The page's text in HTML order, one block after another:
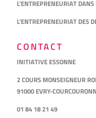
L’ENTREPRENEURIAT
L’ENTREPRENEURIAT DES
CONTACT
INITIATIVE ESSONNE
2 COURS MONSEIGNEUR
91000 EVRY-
01 84 18 21 49